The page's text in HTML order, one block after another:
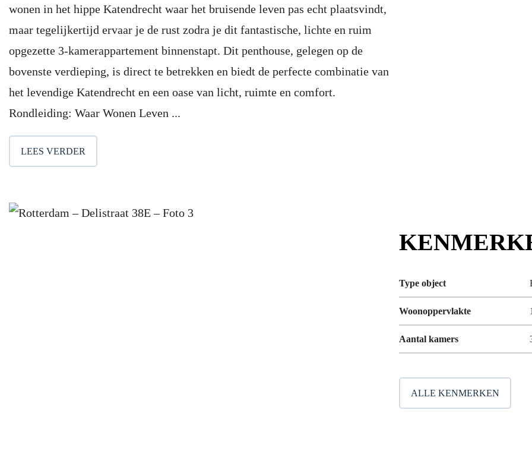
wonen in het hippe Katendrecht waar het bruisende leven pas echt plaatsvindt,
maar tegelijkertijd ervaar je de rust zodra je dit fantastische, lichte en ruim
opgezette 3-kamerappartement binnenstapt. Dit penthouse, gelegen op de
bovenste verdieping, is direct te betrekken en biedt de perfecte combinatie van
het levendige Katendrecht en een oase van licht, ruimte en comfort.
Rondleiding: Waar Wonen Leven ...
LEES VERDER
Type object
Woonoppervlakte
Aantal kamers
ALLE KENMERKEN